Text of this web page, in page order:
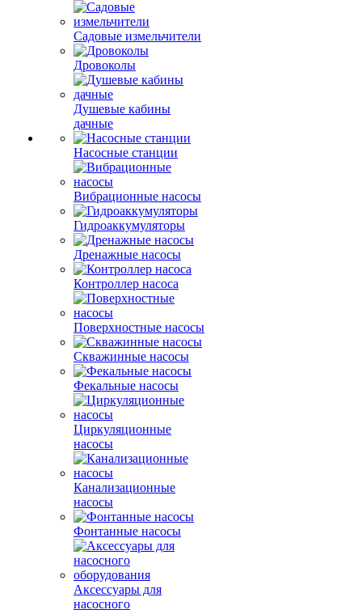
Садовые измельчители
Дровоколы
Душевые кабины
дачные
Насосные станции
Вибрационные насосы
Гидроаккумуляторы
Дренажные насосы
Контроллер насоса
Поверхностные насосы
Скважинные насосы
Фекальные насосы
Циркуляционные
насосы
Канализационные
насосы
Фонтанные насосы
Аксессуары для
насосного